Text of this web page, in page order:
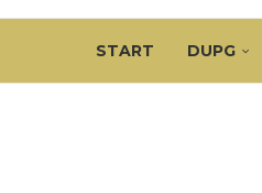
START DUPG